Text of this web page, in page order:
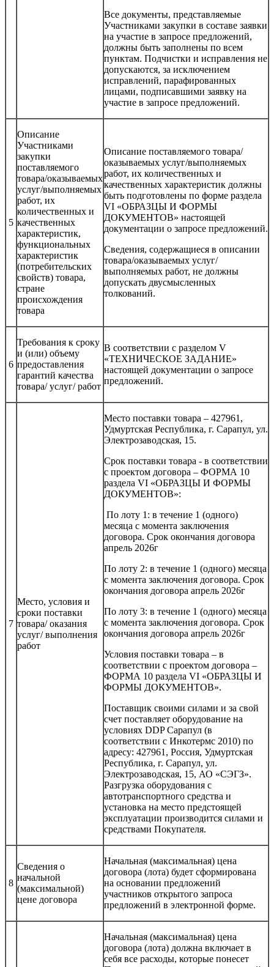
Все документы, представляемые
Участниками закупки в составе заявки
на участие в запросе предложений,
должны быть заполнены по всем
пунктам. Подчистки и исправления не
допускаются, за исключением
исправлений, парафированных
лицами, подписавшими заявку на
участие в запросе предложений.
5
Описание
Участниками
закупки
поставляемого
товара/оказываемых
услуг/выполняемых
работ, их
количественных и
качественных
характеристик,
функциональных
характеристик
(потребительских
свойств) товара,
стране
происхождения
товара
Описание поставляемого товара/
оказываемых услуг/выполняемых
работ, их количественных и
качественных характеристик должны
быть подготовлены по форме раздела
VI «ОБРАЗЦЫ И ФОРМЫ
ДОКУМЕНТОВ» настоящей
документации о запросе предложений.
Сведения, содержащиеся в описании
товара/оказываемых услуг/
выполняемых работ, не должны
допускать двусмысленных
толкований.
6
Требования к сроку
и (или) объему
предоставления
гарантий качества
товара/ услуг/ работ
В соответствии с разделом V
«ТЕХНИЧЕСКОЕ ЗАДАНИЕ»
настоящей документации о запросе
предложений.
7
Место, условия и
сроки поставки
товара/ оказания
услуг/ выполнения
работ
Место поставки товара – 427961,
Удмуртская Республика, г. Сарапул, ул.
Электрозаводская, 15.
Срок поставки товара - в соответствии
с проектом договора – ФОРМА 10
раздела VI «ОБРАЗЦЫ И ФОРМЫ
ДОКУМЕНТОВ»:
По лоту 1: в течение 1 (одного)
месяца с момента заключения
договора. Срок окончания договора
апрель 2026г
По лоту 2: в течение 1 (одного) месяца
с момента заключения договора. Срок
окончания договора апрель 2026г
По лоту 3: в течение 1 (одного) месяца
с момента заключения договора. Срок
окончания договора апрель 2026г
Условия поставки товара – в
соответствии с проектом договора –
ФОРМА 10 раздела VI «ОБРАЗЦЫ И
ФОРМЫ ДОКУМЕНТОВ».
Поставщик своими силами и за свой
счет поставляет оборудование на
условиях DDP Сарапул (в
соответствии с Инкотермс 2010) по
адресу: 427961, Россия, Удмуртская
Республика, г. Сарапул, ул.
Электрозаводская, 15, АО «СЭГЗ».
Разгрузка оборудования с
автотранспортного средства и
установка на место предстоящей
эксплуатации производится силами и
средствами Покупателя.
8
Сведения о
начальной
(максимальной)
цене договора
Начальная (максимальная) цена
договора (лота) будет сформирована
на основании предложений
участников открытого запроса
предложений в электронной форме.
Начальная (максимальная) цена
договора (лота) должна включает в
себя все расходы, которые понесет